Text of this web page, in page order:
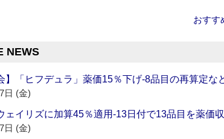
おすす
NEWS
】「ヒフデュラ」薬価15％下げ‐8品目の再算定な
日 (金)
ェイリズに加算45％適用‐13日付で13品目を薬価
日 (金)